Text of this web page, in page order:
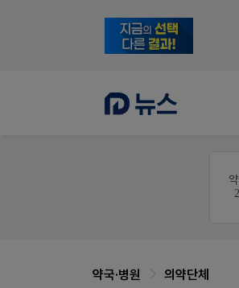
약국·병원 의약단체